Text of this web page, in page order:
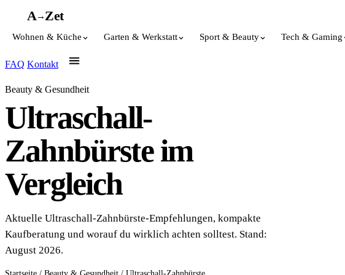
A→Zet
Wohnen & Küche Garten & Werkstatt Sport & Beauty Tech & Gaming
FAQ Kontakt
Beauty & Gesundheit
Ultraschall-
Zahnbürste im
Vergleich
Aktuelle Ultraschall-Zahnbürste-Empfehlungen, kompakte
Kaufberatung und worauf du wirklich achten solltest. Stand:
August 2026.